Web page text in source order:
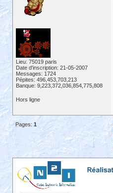
Lieu: 75019 paris
Date d'inscription: 21-05-2007
Messages: 1724
Pépites: 496,453,703,213
Banque: 9,223,372,036,854,775,808
Hors ligne
Pages: 1